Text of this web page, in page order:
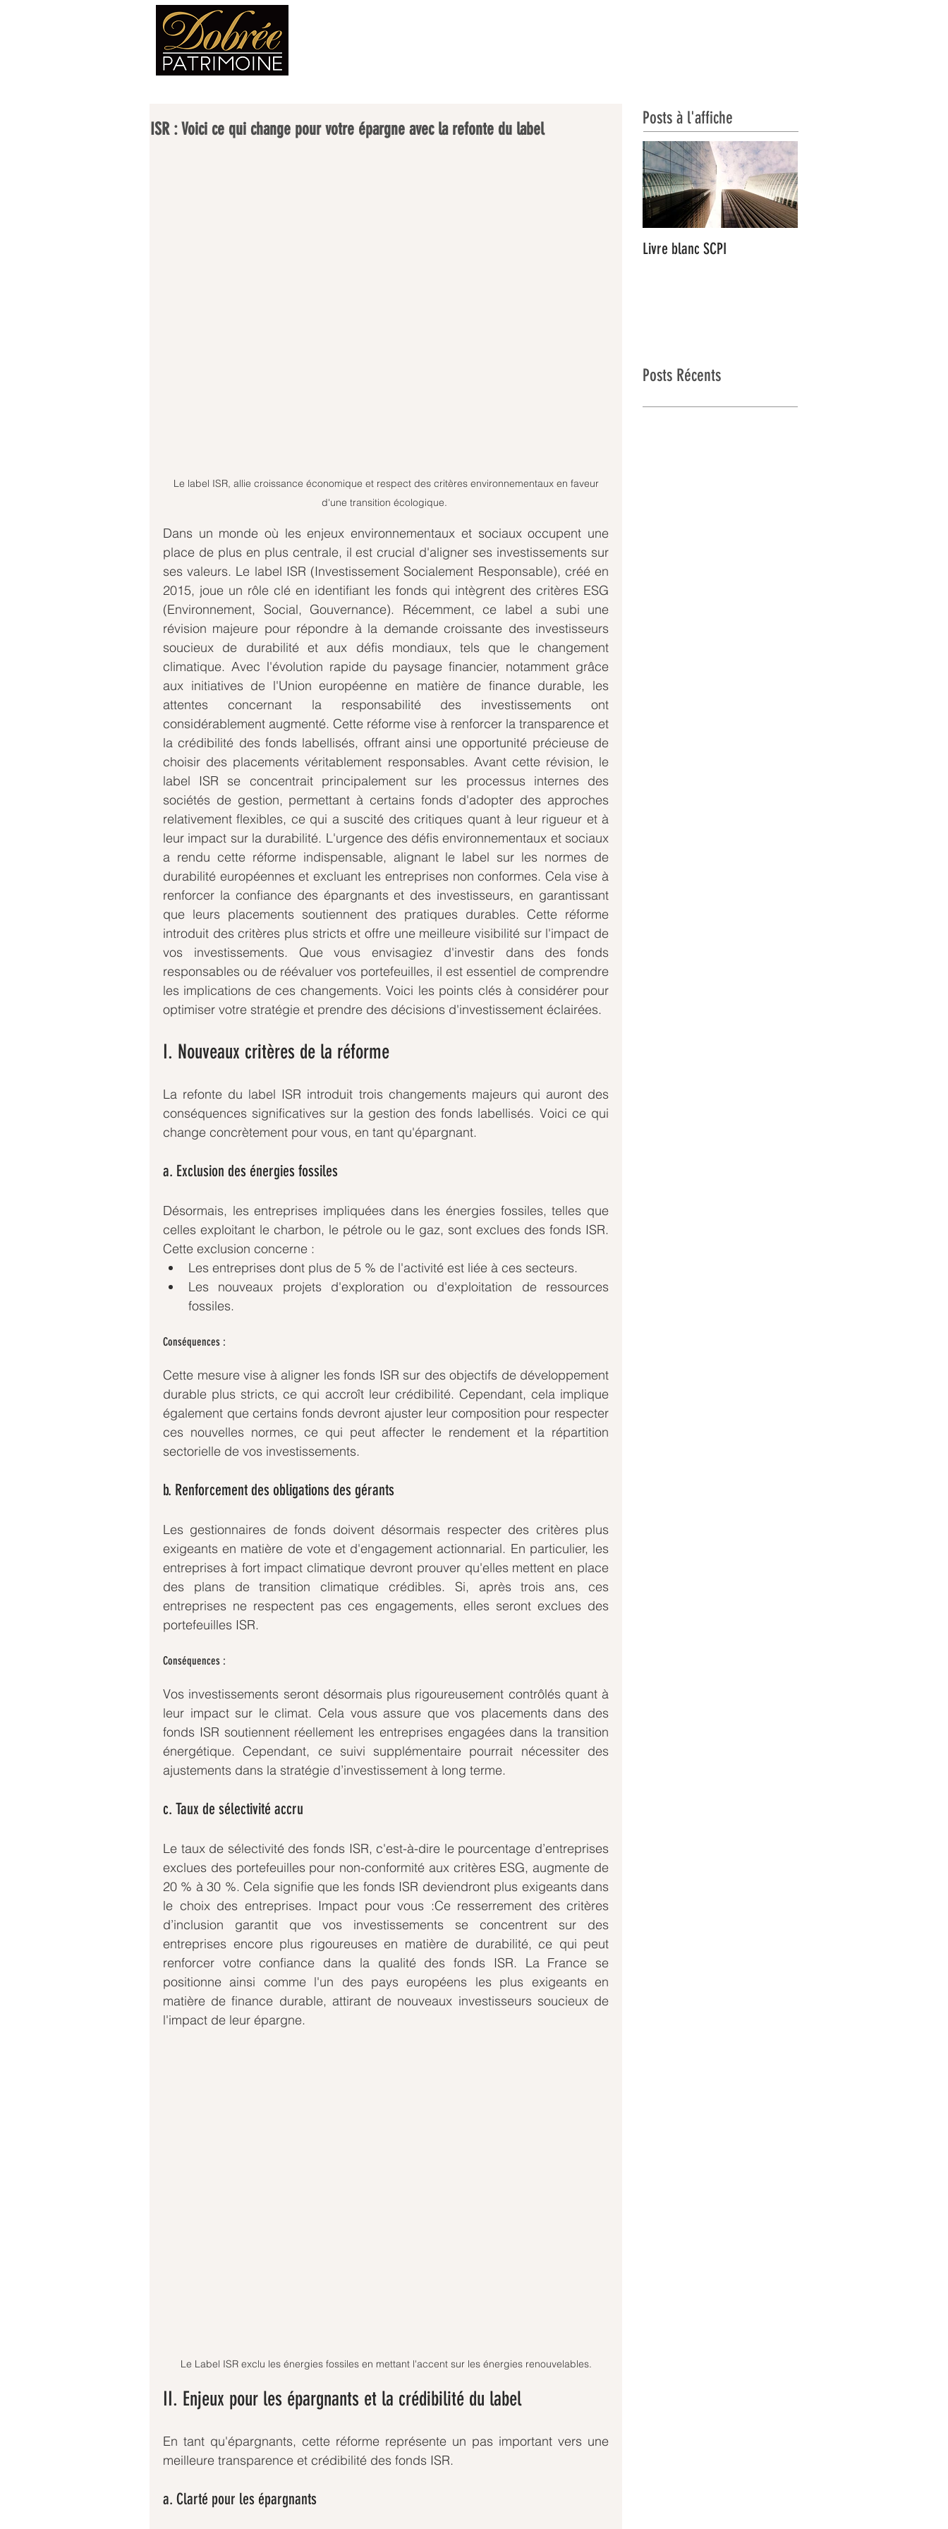
ISR : Voici ce qui change pour votre épargne avec la refonte du label
d'une transition écologique.
Dans un monde où les enjeux environnementaux et sociaux occupent une
place de plus en plus centrale, il est crucial d'aligner ses investissements sur
ses valeurs. Le label ISR (Investissement Socialement Responsable), créé en
2015, joue un rôle clé en identifiant les fonds qui intègrent des critères ESG
(Environnement, Social, Gouvernance). Récemment, ce label a subi une
révision majeure pour répondre à la demande croissante des investisseurs
soucieux de durabilité et aux défis mondiaux, tels que le changement
climatique. Avec l'évolution rapide du paysage financier, notamment grâce
aux initiatives de l'Union européenne en matière de finance durable, les
attentes concernant la responsabilité des investissements ont
considérablement augmenté. Cette réforme vise à renforcer la transparence et
la crédibilité des fonds labellisés, offrant ainsi une opportunité précieuse de
choisir des placements véritablement responsables. Avant cette révision, le
label ISR se concentrait principalement sur les processus internes des
sociétés de gestion, permettant à certains fonds d'adopter des approches
relativement flexibles, ce qui a suscité des critiques quant à leur rigueur et à
leur impact sur la durabilité. L'urgence des défis environnementaux et sociaux
a rendu cette réforme indispensable, alignant le label sur les normes de
durabilité européennes et excluant les entreprises non conformes. Cela vise à
renforcer la confiance des épargnants et des investisseurs, en garantissant
que leurs placements soutiennent des pratiques durables. Cette réforme
introduit des critères plus stricts et offre une meilleure visibilité sur l'impact de
vos investissements. Que vous envisagiez d'investir dans des fonds
responsables ou de réévaluer vos portefeuilles, il est essentiel de comprendre
les implications de ces changements. Voici les points clés à considérer pour
optimiser votre stratégie et prendre des décisions d'investissement éclairées.
I. Nouveaux critères de la réforme
La refonte du label ISR introduit trois changements majeurs qui auront des
conséquences significatives sur la gestion des fonds labellisés. Voici ce qui
change concrètement pour vous, en tant qu'épargnant.
a. Exclusion des énergies fossiles
Désormais, les entreprises impliquées dans les énergies fossiles, telles que
celles exploitant le charbon, le pétrole ou le gaz, sont exclues des fonds ISR.
Cette exclusion concerne :
Les entreprises dont plus de 5 % de l'activité est liée à ces secteurs.
Les nouveaux projets d'exploration ou d'exploitation de ressources
fossiles.
Conséquences :
Cette mesure vise à aligner les fonds ISR sur des objectifs de développement
durable plus stricts, ce qui accroît leur crédibilité. Cependant, cela implique
également que certains fonds devront ajuster leur composition pour respecter
ces nouvelles normes, ce qui peut affecter le rendement et la répartition
sectorielle de vos investissements.
b. Renforcement des obligations des gérants
Les gestionnaires de fonds doivent désormais respecter des critères plus
exigeants en matière de vote et d'engagement actionnarial. En particulier, les
entreprises à fort impact climatique devront prouver qu'elles mettent en place
des plans de transition climatique crédibles. Si, après trois ans, ces
entreprises ne respectent pas ces engagements, elles seront exclues des
portefeuilles ISR.
Conséquences :
Vos investissements seront désormais plus rigoureusement contrôlés quant à
leur impact sur le climat. Cela vous assure que vos placements dans des
fonds ISR soutiennent réellement les entreprises engagées dans la transition
énergétique. Cependant, ce suivi supplémentaire pourrait nécessiter des
ajustements dans la stratégie d’investissement à long terme.
c. Taux de sélectivité accru
Le taux de sélectivité des fonds ISR, c'est-à-dire le pourcentage d’entreprises
exclues des portefeuilles pour non-conformité aux critères ESG, augmente de
20 % à 30 %. Cela signifie que les fonds ISR deviendront plus exigeants dans
le choix des entreprises. Impact pour vous :Ce resserrement des critères
d’inclusion garantit que vos investissements se concentrent sur des
entreprises encore plus rigoureuses en matière de durabilité, ce qui peut
renforcer votre confiance dans la qualité des fonds ISR. La France se
positionne ainsi comme l'un des pays européens les plus exigeants en
matière de finance durable, attirant de nouveaux investisseurs soucieux de
l'impact de leur épargne.
Le Label ISR exclu les énergies fossiles en mettant l'accent sur les énergies renouvelables.
II. Enjeux pour les épargnants et la crédibilité du label
En tant qu'épargnants, cette réforme représente un pas important vers une
meilleure transparence et crédibilité des fonds ISR.
a. Clarté pour les épargnants
Posts à l'affiche
Livre blanc SCPI
Posts Récents